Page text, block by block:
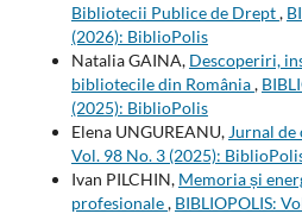
Bibliotecii Publice de Drept,
(2026): BiblioPolis
Natalia GAINA, Descoperiri,
bibliotecile din România,
(2025): BiblioPolis
Elena UNGUREANU, Jurnal
Vol. 98 No. 3 (2025):
Ivan PILCHIN, Memoria și
profesionale, BIBLIOPOLIS: